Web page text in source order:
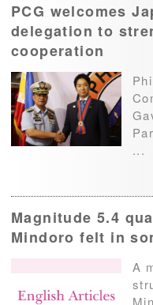
PCG welcomes
delegation to
cooperation
...
Magnitude 5.4
Mindoro felt in
A